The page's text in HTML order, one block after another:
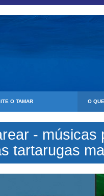
O TAMAR O
- músicas
tartarugas